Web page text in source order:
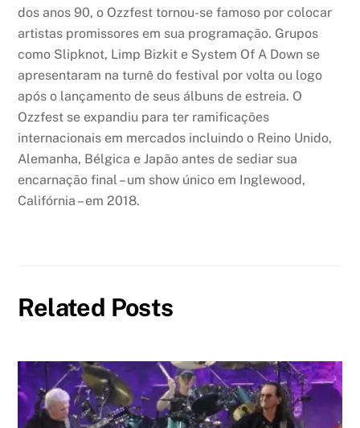
dos anos 90, o Ozzfest tornou-se famoso por colocar
artistas promissores em sua programação. Grupos
como Slipknot, Limp Bizkit e System Of A Down se
apresentaram na turnê do festival por volta ou logo
após o lançamento de seus álbuns de estreia. O
Ozzfest se expandiu para ter ramificações
internacionais em mercados incluindo o Reino Unido,
Alemanha, Bélgica e Japão antes de sediar sua
encarnação final – um show único em Inglewood,
Califórnia – em 2018.
Related Posts